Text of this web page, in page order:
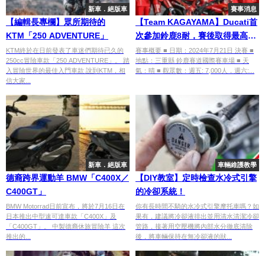
新車．絕版車
【編輯長專欄】眾所期待的
KTM「250 ADVENTURE」
KTM終於在日前發表了車迷們期待已久的
250cc冒險車款「250 ADVENTURE」。 踏
入冒險世界的最佳入門車款 說到KTM，相
信大家...
賽事消息
【Team KAGAYAMA】Ducati首
次參加鈴鹿8耐，賽後取得最高名
次第4名！！
賽事概要 ■ 日期：2024年7月21日 決賽 ■
地點：三重縣 鈴鹿賽道國際賽車場 ■ 天
氣：晴 ■ 觀眾數：週五: 7,000人，週六:...
新車．絕版車
德裔跨界運動羊 BMW「C400X／
C400GT」
BMW Motorrad日前宣布，將於7月16日在
日本推出中型速可達車款「C400X」及
「C400GT」。 中製德裔休旅冒險羊 這次
推出的...
車輛維護教學
【DIY教室】定時檢查水冷式引擎
的冷卻系統！
你有長時間不騎的水冷式引擎摩托車嗎？如
果有，建議將冷卻液排出並用清水清潔冷卻
管路，接著用空壓機將內部水分徹底清除
後，將車輛保持在無冷卻液的狀...